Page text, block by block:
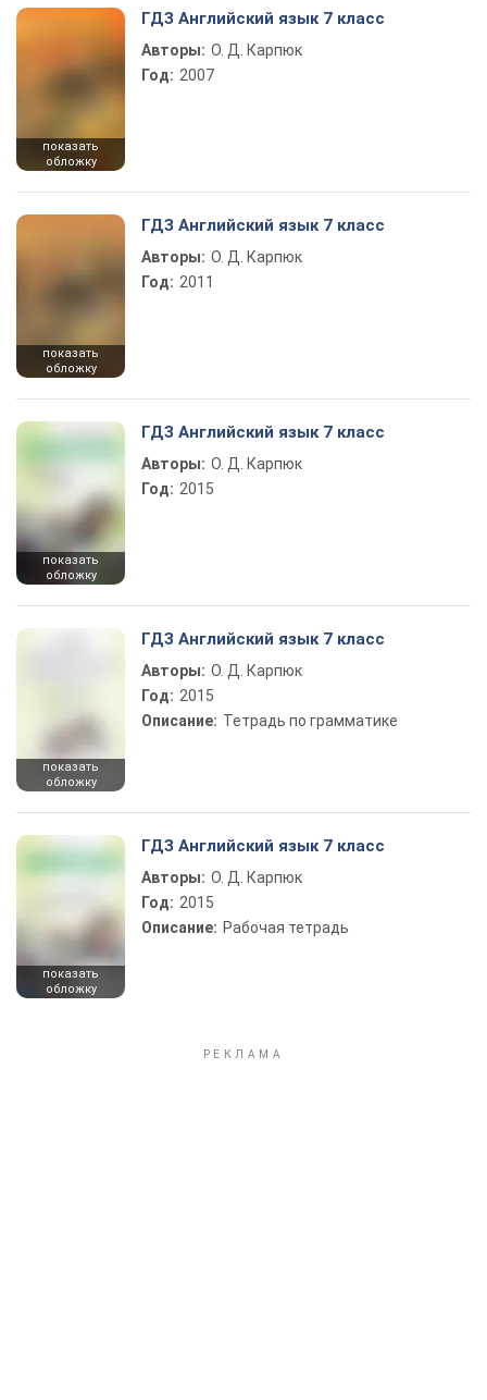
показать
обложку
ГДЗ Английский язык 7 класс
Авторы: О. Д. Карпюк
Год: 2007
показать
обложку
ГДЗ Английский язык 7 класс
Авторы: О. Д. Карпюк
Год: 2011
показать
обложку
ГДЗ Английский язык 7 класс
Авторы: О. Д. Карпюк
Год: 2015
показать
обложку
ГДЗ Английский язык 7 класс
Авторы: О. Д. Карпюк
Год: 2015
Описание: Тетрадь по грамматике
показать
обложку
ГДЗ Английский язык 7 класс
Авторы: О. Д. Карпюк
Год: 2015
Описание: Рабочая тетрадь